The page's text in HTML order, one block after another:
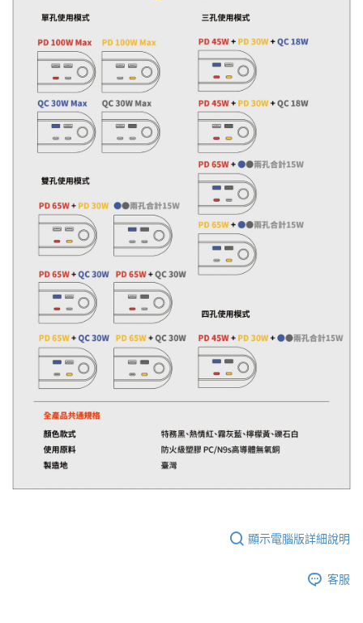
顯示電腦版詳細說明
客服